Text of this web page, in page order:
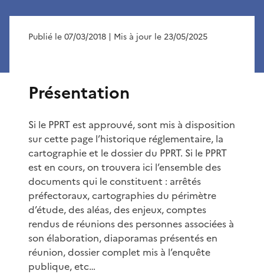
Publié le 07/03/2018 | Mis à jour le 23/05/2025
Présentation
Si le PPRT est approuvé, sont mis à disposition
sur cette page l’historique réglementaire, la
cartographie et le dossier du PPRT. Si le PPRT
est en cours, on trouvera ici l’ensemble des
documents qui le constituent : arrêtés
préfectoraux, cartographies du périmètre
d’étude, des aléas, des enjeux, comptes
rendus de réunions des personnes associées à
son élaboration, diaporamas présentés en
réunion, dossier complet mis à l’enquête
publique, etc…